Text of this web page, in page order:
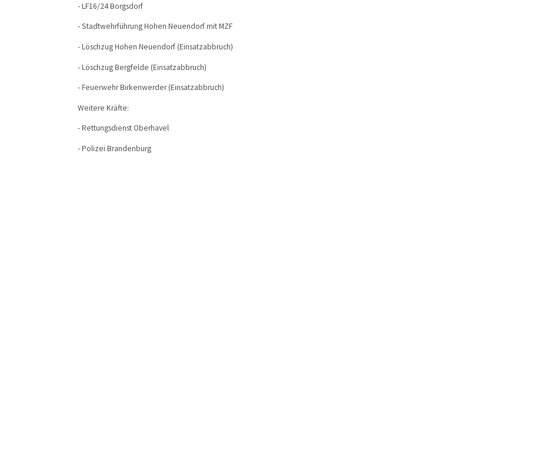
- LF16/24 Borgsdorf
- Stadtwehrführung Hohen Neuendorf mit MZF
- Löschzug Hohen Neuendorf (Einsatzabbruch)
- Löschzug Bergfelde (Einsatzabbruch)
- Feuerwehr Birkenwerder (Einsatzabbruch)
Weitere Kräfte:
- Rettungsdienst Oberhavel
- Polizei Brandenburg